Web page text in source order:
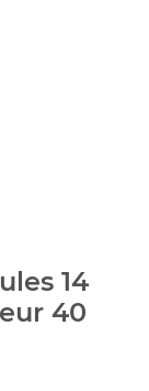
14
40